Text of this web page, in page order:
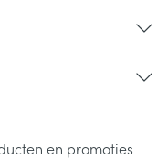
en promoties